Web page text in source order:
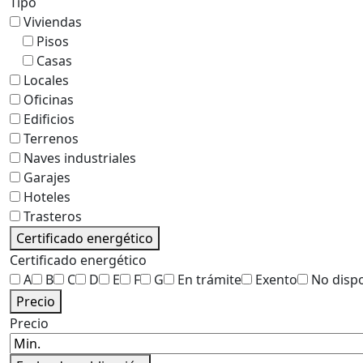
Viviendas
Pisos
Casas
Locales
Oficinas
Edificios
Terrenos
Naves industriales
Garajes
Hoteles
Trasteros
Certificado energético
Certificado energético
A
B C D E F G En trámite Exento
No
Precio
Precio